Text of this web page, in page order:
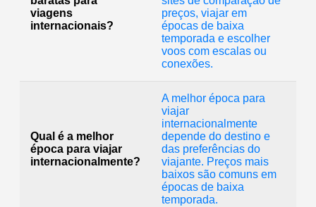
viagens
internacionais?
preços, viajar em
épocas de baixa
temporada e escolher
voos com escalas ou
conexões.
Qual é a melhor
época para viajar
internacionalmente?
A melhor época para
viajar
internacionalmente
depende do destino e
das preferências do
viajante. Preços mais
baixos são comuns em
épocas de baixa
temporada.